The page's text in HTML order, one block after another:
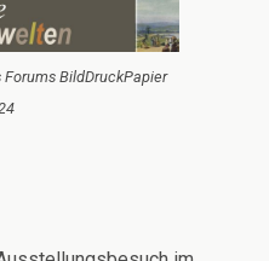
Forums BildDruckPapier